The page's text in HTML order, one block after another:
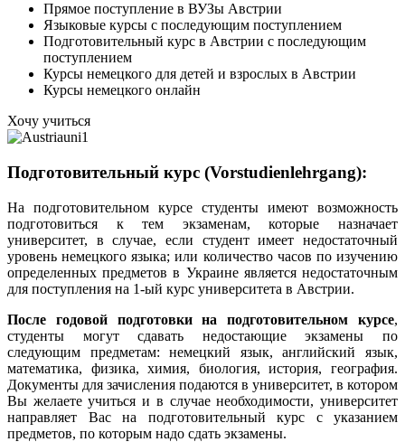
Прямое поступление в ВУЗы Австрии
Языковые курсы с последующим поступлением
Подготовительный курс в Австрии с последующим
поступлением
Курсы немецкого для детей и взрослых в Австрии
Курсы немецкого онлайн
Хочу учиться
Подготовительный курс (Vorstudienlehrgang):
На подготовительном курсе студенты имеют возможность
подготовиться к тем экзаменам, которые назначает
университет, в случае, если студент имеет недостаточный
уровень немецкого языка; или количество часов по изучению
определенных предметов в Украине является недостаточным
для поступления на 1-ый курс университета в Австрии.
После годовой подготовки на подготовительном курсе,
студенты могут сдавать недостающие экзамены по
следующим предметам: немецкий язык, английский язык,
математика, физика, химия, биология, история, география.
Документы для зачисления подаются в университет, в котором
Вы желаете учиться и в случае необходимости, университет
направляет Вас на подготовительный курс с указанием
предметов, по которым надо сдать экзамены.